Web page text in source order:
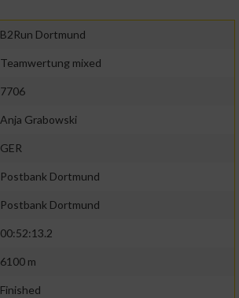
B2Run Dortmund
Teamwertung mixed
7706
Anja Grabowski
GER
Postbank Dortmund
Postbank Dortmund
00:52:13.2
6100 m
Finished